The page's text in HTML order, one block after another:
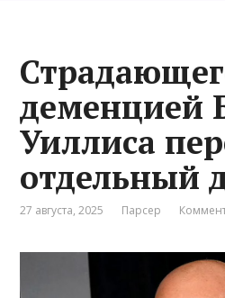
деменцией
Уиллиса
отдельный
27 августа, 2025 Парсер